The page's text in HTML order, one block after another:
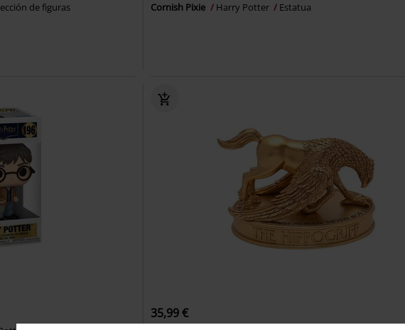
de figuras Cornish Pixie Harry Potter Estatua
35,99 €